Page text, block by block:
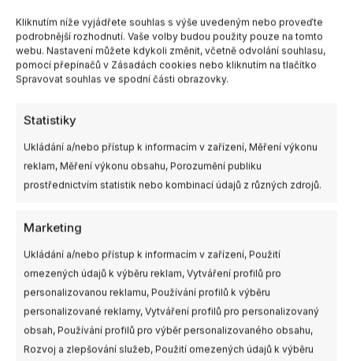
Kliknutím níže vyjádřete souhlas s výše uvedeným nebo proveďte
podrobnější rozhodnutí. Vaše volby budou použity pouze na tomto
webu. Nastavení můžete kdykoli změnit, včetně odvolání souhlasu,
pomocí přepínačů v Zásadách cookies nebo kliknutím na tlačítko
Spravovat souhlas ve spodní části obrazovky.
Statistiky
Ukládání a/nebo přístup k informacím v zařízení, Měření výkonu
reklam, Měření výkonu obsahu, Porozumění publiku
prostřednictvím statistik nebo kombinací údajů z různých zdrojů.
Marketing
Ukládání a/nebo přístup k informacím v zařízení, Použití
omezených údajů k výběru reklam, Vytváření profilů pro
personalizovanou reklamu, Používání profilů k výběru
personalizované reklamy, Vytváření profilů pro personalizovaný
obsah, Používání profilů pro výběr personalizovaného obsahu,
Rozvoj a zlepšování služeb, Použití omezených údajů k výběru
Odkaz na stránku výrobce.